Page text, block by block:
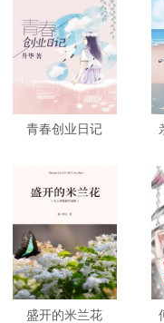
青春创业日记
盛开的米兰花